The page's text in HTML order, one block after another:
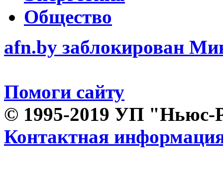
Общество
afn.by заблокирован
Помоги сайту
© 1995-2019 УП "Ньюс-
Контактная